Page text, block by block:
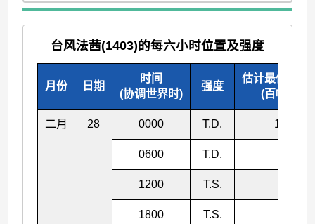
台风法茜(1403)的每六小时位置及强度
月份 日期
时间
(协调世界时)
强度
估计最低中心
(百帕斯卡)
二月 28 0000 T.D. 1002
0600 T.D.
1200 T.S.
1800 T.S.